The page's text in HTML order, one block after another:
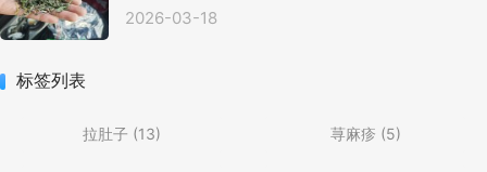
2026-03-18
标签列表
拉肚子 (13) 荨麻疹 (5)